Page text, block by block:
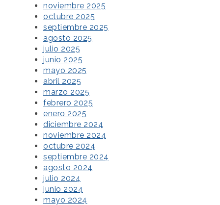
noviembre 2025
octubre 2025
septiembre 2025
agosto 2025
julio 2025
junio 2025
mayo 2025
abril 2025
marzo 2025
febrero 2025
enero 2025
diciembre 2024
noviembre 2024
octubre 2024
septiembre 2024
agosto 2024
julio 2024
junio 2024
mayo 2024